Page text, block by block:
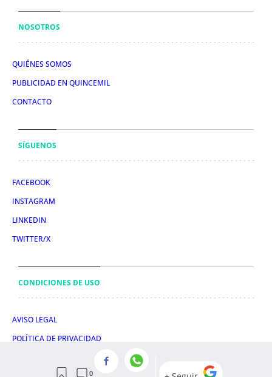
NOSOTROS
QUIÉNES SOMOS
PUBLICIDAD EN QUINCEMIL
CONTACTO
SÍGUENOS
FACEBOOK
INSTAGRAM
LINKEDIN
TWITTER/X
CONDICIONES DE USO
AVISO LEGAL
POLÍTICA DE PRIVACIDAD